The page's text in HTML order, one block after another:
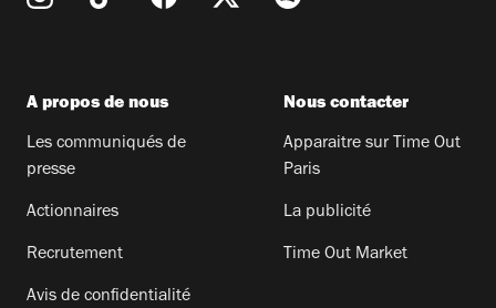
A propos de nous
Les communiqués de
presse
Actionnaires
Recrutement
Avis de confidentialité
Nous contacter
Apparaitre sur Time Out
Paris
La publicité
Time Out Market